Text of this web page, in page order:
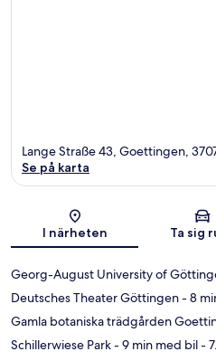
Lange Straße 43, Goettingen,
Se på karta
I närheten Ta sig
Georg-August University of
Deutsches Theater Göttingen- 8
Gamla botaniska trädgården
Schillerwiese Park- 9 min med bil-